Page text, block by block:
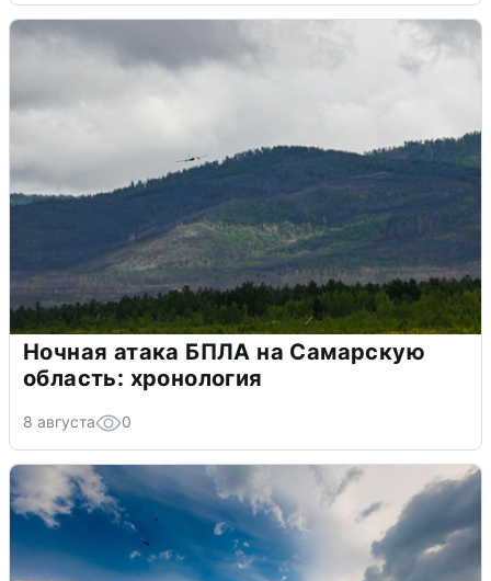
Ночная атака БПЛА на Самарскую
область: хронология
8 августа 0